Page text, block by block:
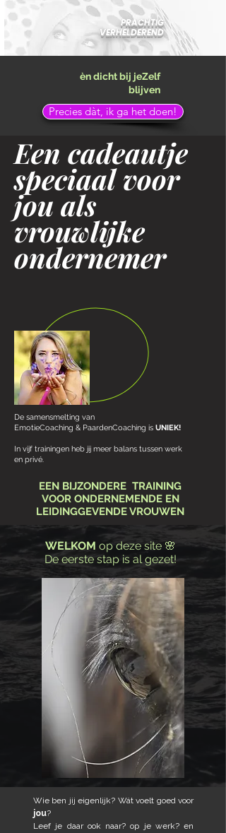
PRACHTIG
VERHELDEREND
èn dicht bij jeZelf
blijven
Precies dàt, ik ga het doen!
Een cadeautje
speciaal voor
jou als
vrouwlijke
ondernemer
De samensmelting van
EmotieCoaching & PaardenCoaching is UNIEK!
In vijf trainingen heb jij meer balans tussen werk
en privé.
EEN BIJZONDERE TRAINING
VOORONDERNEMENDE EN
LEIDINGGEVENDE VROUWEN
WELKOM op deze site 🌸
De eerste stap is al gezet!
Wie ben jij eigenlijk? Wát voelt goed voor
jou?
Leef je daar ook naar? op je werk? en